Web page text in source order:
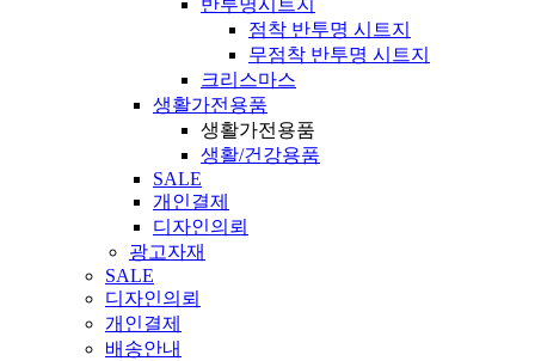
반투명시트지
점착 반투명 시트지
무점착 반투명 시트지
크리스마스
생활가전용품
생활가전용품
생활/건강용품
SALE
개인결제
디자인의뢰
광고자재
SALE
디자인의뢰
개인결제
배송안내